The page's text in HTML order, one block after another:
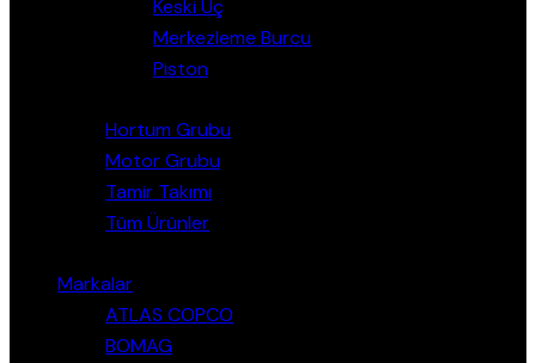
Keski Uç
Merkezleme Burcu
Piston
Hortum Grubu
Motor Grubu
Tamir Takımı
Tüm Ürünler
Markalar
ATLAS COPCO
BOMAG